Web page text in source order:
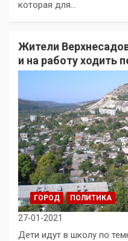
которая для…
Жители
и на работу ходить
ГОРОД ПОЛИТИКА
27-01-2021
Дети идут в школу по